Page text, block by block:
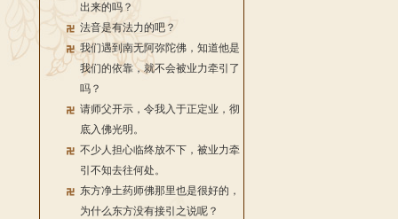
出来的吗？
法音是有法力的吧？
我们遇到南无阿弥陀佛，知道他是
我们的依靠，就不会被业力牵引了
吗？
请师父开示，令我入于正定业，彻
底入佛光明。
不少人担心临终放不下，被业力牵
引不知去往何处。
东方净土药师佛那里也是很好的，
为什么东方没有接引之说呢？